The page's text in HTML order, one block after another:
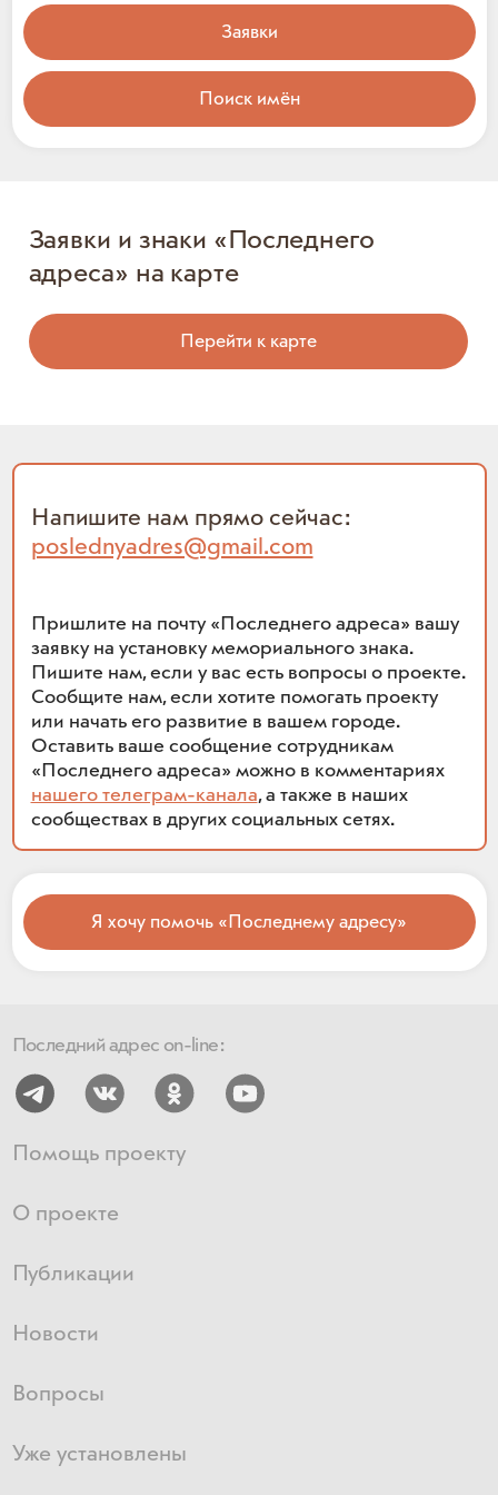
Заявки
Поиск имён
Заявки и знаки «Последнего
адреса» на карте
Перейти к карте
Напишите нам прямо сейчас:
poslednyadres@gmail.com
Пришлите на почту «Последнего адреса» вашу
заявку на установку мемориального знака.
Пишите нам, если у вас есть вопросы о проекте.
Сообщите нам, если хотите помогать проекту
или начать его развитие в вашем городе.
Оставить ваше сообщение сотрудникам
«Последнего адреса» можно в комментариях
нашего телеграм-канала, а также в наших
сообществах в других социальных сетях.
Я хочу помочь «Последнему адресу»
Последний адрес on-line:
Помощь проекту
О проекте
Публикации
Новости
Вопросы
Уже установлены